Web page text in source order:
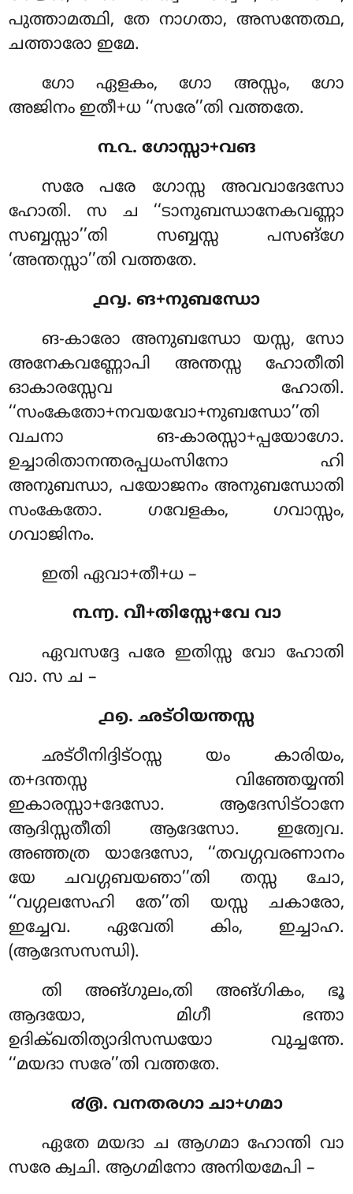
പുത്താമത്ഥി, തേ നാഗതാ, അസന്തേത്ഥ,
ചത്താരോ ഇമേ.
ഗോ ഏളകം, ഗോ അസ്സം, ഗോ
അജിനം ഇതീ+ധ ‘‘സരേ’’തി വത്തതേ.
൩൨. ഗോസ്സാ+വങ
സരേ പരേ ഗോസ്സ അവവാദേസോ
ഹോതി. സ ച ‘‘ടാനുബന്ധാനേകവണ്ണാ
സബ്ബസ്സാ’’തി സബ്ബസ്സ പസങ്ഗേ
‘അന്തസ്സാ’’തി വത്തതേ.
൧൮. ങ+നുബന്ധോ
ങ-കാരോ അനുബന്ധോ യസ്സ, സോ
അനേകവണ്ണോപി അന്തസ്സ ഹോതീതി
ഓകാരസ്സേവ ഹോതി.
‘‘സംകേതോ+നവയവോ+നുബന്ധോ’’തി
വചനാ ങ-കാരസ്സാ+പ്പയോഗോ.
ഉച്ചാരിതാനന്തരപ്പധംസിനോ ഹി
അനുബന്ധാ, പയോജനം അനുബന്ധോതി
സംകേതോ. ഗവേളകം, ഗവാസ്സം,
ഗവാജിനം.
ഇതി ഏവാ+തീ+ധ –
൩൬. വീ+തിസ്സേ+വേ വാ
ഏവസദ്ദേ പരേ ഇതിസ്സ വോ ഹോതി
വാ. സ ച –
൧൭. ഛട്ഠിയന്തസ്സ
ഛട്ഠീനിദ്ദിട്ഠസ്സയം കാരിയം,
ത+ദന്തസ്സ വിഞ്ഞേയ്യന്തി
ഇകാരസ്സാ+ദേസോ. ആദേസിട്ഠാനേ
ആദിസ്സതീതി ആദേസോ. ഇത്വേവ.
അഞ്ഞത്ര യാദേസോ, ‘‘തവഗ്ഗവരണാനം
യേ ചവഗ്ഗബയഞാ’’തി തസ്സ ചോ,
‘‘വഗ്ഗലസേഹി തേ’’തി യസ്സ ചകാരോ,
ഇച്ചേവ. ഏവേതി കിം, ഇച്ചാഹ.
(ആദേസസന്ധി).
തി അങ്ഗുലം,തി അങ്ഗികം, ഭൂ
ആദയോ, മിഗീ ഭന്താ
ഉദിക്ഖതിത്യാദിസന്ധയോ വുച്ചന്തേ.
‘‘മയദാ സരേ’’തി വത്തതേ.
൪൫. വനതരഗാ ചാ+ഗമാ
ഏതേ മയദാ ച ആഗമാ ഹോന്തി വാ
സരേ ക്വചി. ആഗമിനോ അനിയമേപി –